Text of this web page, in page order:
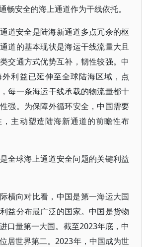
畅安全的海上通道作为干线依托。
道安全是陆海新通道多点冗余的枢
道的基本现状是海运干线流量大且
交通方式优势互补，韧性较强。中
利益已延伸至全球陆海区域，点
每一条海运干线承载的物流量都十
强。为保障外循环安全，中国需要
主动塑造陆海新通道的前瞻性布
是全球海上通道安全问题的关键利益
横向对比看，中国是第一海运大国
益分布最广泛的国家。中国是货物
口量第一大国。截至2023年底，中
居世界第二。2023年，中国成为世